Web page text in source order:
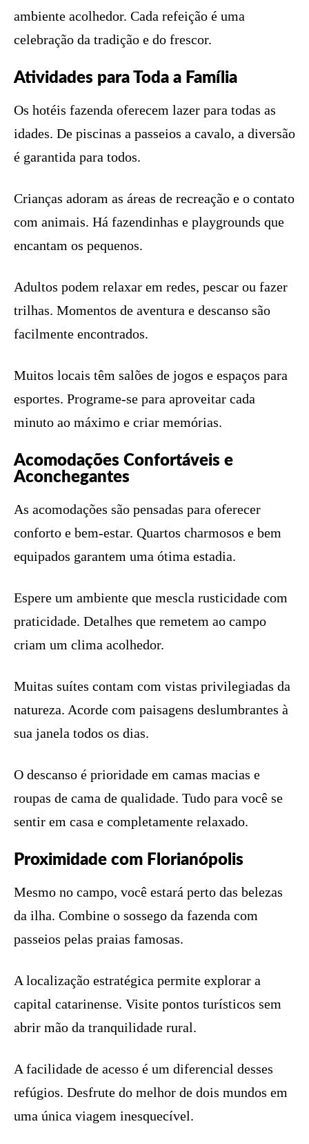
ambiente acolhedor. Cada refeição é uma
celebração da tradição e do frescor.
Atividades para Toda a Família
Os hotéis fazenda oferecem lazer para todas as
idades. De piscinas a passeios a cavalo, a diversão
é garantida para todos.
Crianças adoram as áreas de recreação e o contato
com animais. Há fazendinhas e playgrounds que
encantam os pequenos.
Adultos podem relaxar em redes, pescar ou fazer
trilhas. Momentos de aventura e descanso são
facilmente encontrados.
Muitos locais têm salões de jogos e espaços para
esportes. Programe-se para aproveitar cada
minuto ao máximo e criar memórias.
Acomodações Confortáveis e
Aconchegantes
As acomodações são pensadas para oferecer
conforto e bem-estar. Quartos charmosos e bem
equipados garantem uma ótima estadia.
Espere um ambiente que mescla rusticidade com
praticidade. Detalhes que remetem ao campo
criam um clima acolhedor.
Muitas suítes contam com vistas privilegiadas da
natureza. Acorde com paisagens deslumbrantes à
sua janela todos os dias.
O descanso é prioridade em camas macias e
roupas de cama de qualidade. Tudo para você se
sentir em casa e completamente relaxado.
Proximidade com Florianópolis
Mesmo no campo, você estará perto das belezas
da ilha. Combine o sossego da fazenda com
passeios pelas praias famosas.
A localização estratégica permite explorar a
capital catarinense. Visite pontos turísticos sem
abrir mão da tranquilidade rural.
A facilidade de acesso é um diferencial desses
refúgios. Desfrute do melhor de dois mundos em
uma única viagem inesquecível.